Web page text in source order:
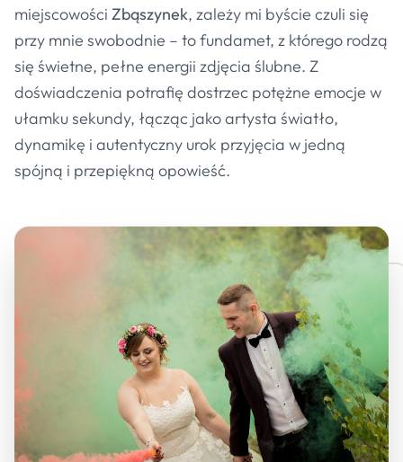
miejscowości Zbąszynek, zależy mi byście czuli się
przy mnie swobodnie – to fundamet, z którego rodzą
się świetne, pełne energii zdjęcia ślubne. Z
doświadczenia potrafię dostrzec potężne emocje w
ułamku sekundy, łącząc jako artysta światło,
dynamikę i autentyczny urok przyjęcia w jedną
spójną i przepiękną opowieść.